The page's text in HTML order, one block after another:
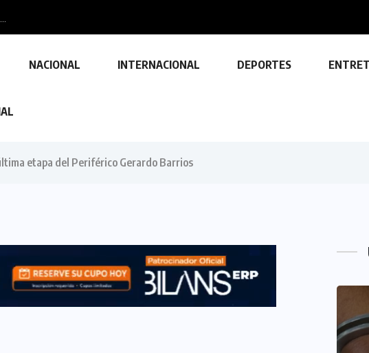
NACIONAL INTERNACIONAL DEPORTES
etapa del Periférico Gerardo Barrios
23 FEBRERO, 2024